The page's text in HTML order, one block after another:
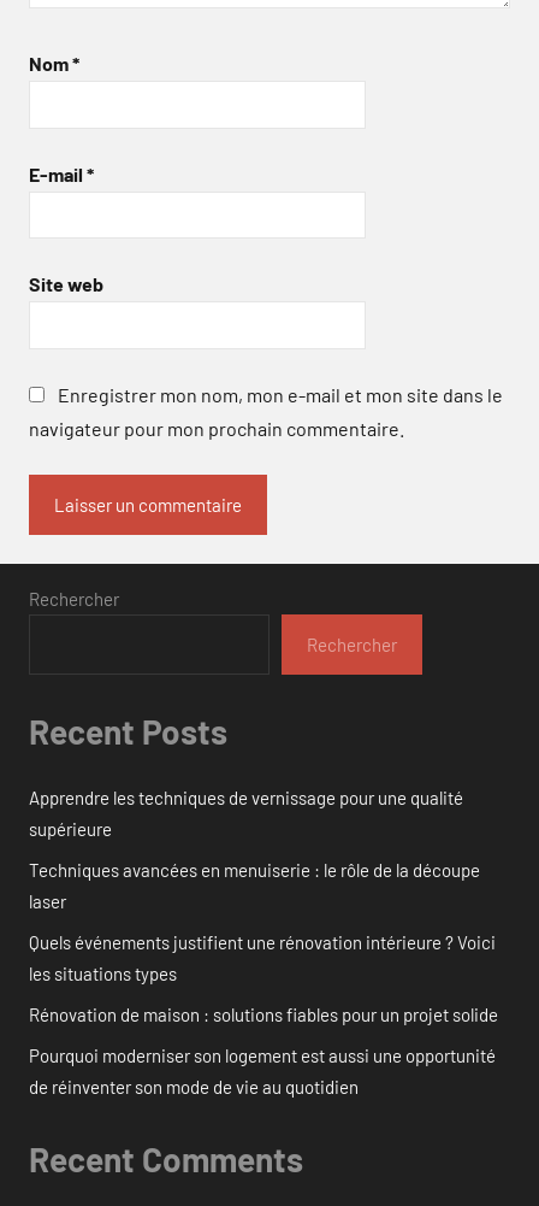
Nom*
E-mail *
Site web
Enregistrer mon nom, mon e-mail et mon site dans le
navigateur pour mon prochain commentaire.
Rechercher
Rechercher
Recent Posts
Apprendre les techniques de vernissage pour une qualité
supérieure
Techniques avancées en menuiserie : le rôle de la découpe
laser
Quels événements justifient une rénovation intérieure ? Voici
les situations types
Rénovation de maison : solutions fiables pour un projet solide
Pourquoi moderniser son logement est aussi une opportunité
de réinventer son mode de vie au quotidien
Recent Comments